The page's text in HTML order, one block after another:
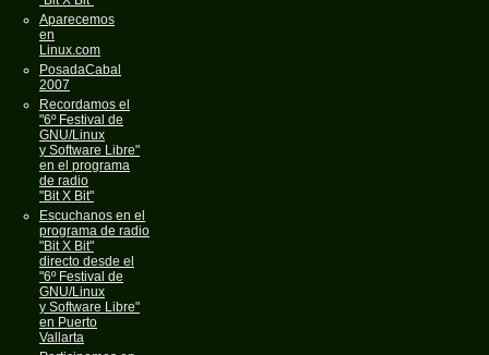
Aparecemos
en
Linux.com
PosadaCabal
2007
Recordamos el
"6º Festival de
GNU/Linux
y Software Libre"
en el programa
de radio
"Bit X Bit"
Escuchanos en el
programa de radio
"Bit X Bit"
directo desde el
"6º Festival de
GNU/Linux
y Software Libre"
en Puerto
Vallarta